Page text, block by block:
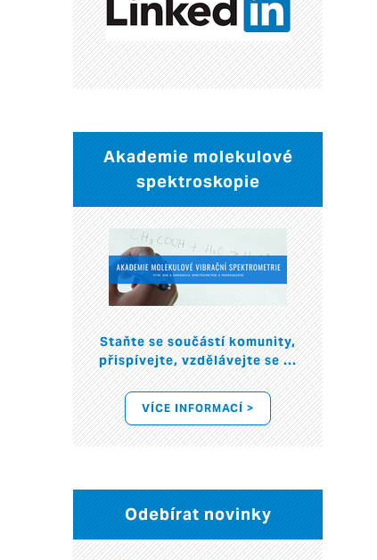
Akademie molekulové
spektroskopie
Staňte se součástí komunity,
přispívejte, vzdělávejte se ...
VÍCE INFORMACÍ >
Odebírat novinky